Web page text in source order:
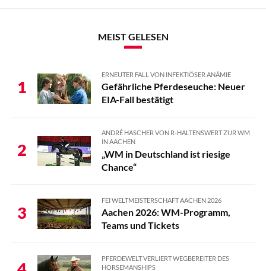
MEIST GELESEN
1
ERNEUTER FALL VON INFEKTIÖSER ANÄMIE
Gefährliche Pferdeseuche: Neuer
EIA-Fall bestätigt
2
ANDRÉ HASCHER VON R-HALTENSWERT ZUR WM
IN AACHEN
„WM in Deutschland ist riesige
Chance“
3
FEI WELTMEISTERSCHAFT AACHEN 2026
Aachen 2026: WM-Programm,
Teams und Tickets
PFERDEWELT VERLIERT WEGBEREITER DES
HORSEMANSHIPS